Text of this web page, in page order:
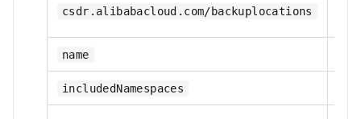
csdr.alibabacloud.com/backuplocations
name
includedNamespaces